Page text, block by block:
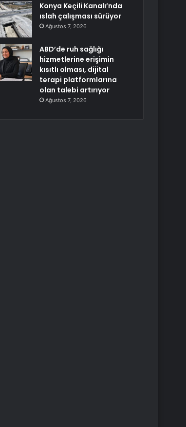
Konya Keçili Kanalı’nda
ıslah çalışması sürüyor
Ağustos 7, 2026
ABD’de ruh sağlığı
hizmetlerine erişimin
kısıtlı olması, dijital
terapi platformlarına
olan talebi artırıyor
Ağustos 7, 2026